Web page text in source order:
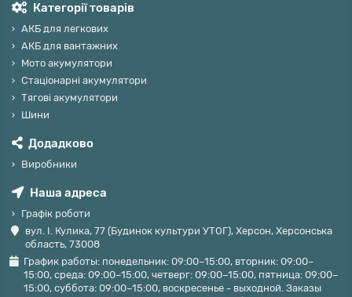
Категорії товарів
АКБ для легкових
АКБ для вантажних
Мото акумулятори
Стаціонарні акумулятори
Тягові акумулятори
Шини
Додадково
Виробники
Наша адреса
Графік роботи
вул. І. Кулика, 77 (Будинок культури УТОГ), Херсон, Херсонська
область, 73008
График работы: понедельник: 09:00–15:00, вторник: 09:00–
15:00, среда: 09:00–15:00, четверг: 09:00–15:00, пятница: 09:00–
15:00, суббота: 09:00–15:00, воскресенье - выходной. Заказы